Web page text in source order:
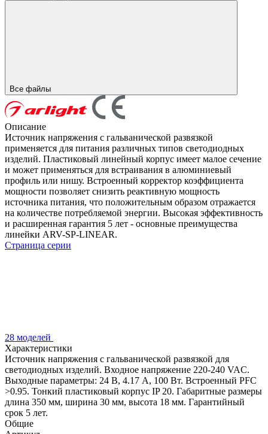
Все файлы
Описание
Источник напряжения с гальванической развязкой
применяется для питания различных типов светодиодных
изделий. Пластиковый линейный корпус имеет малое сечение
и может применяться для встраивания в алюминиевый
профиль или нишу. Встроенный корректор коэффициента
мощности позволяет снизить реактивную мощность
источника питания, что положительным образом отражается
на количестве потребляемой энергии. Высокая эффективность
и расширенная гарантия 5 лет - основные преимущества
линейки ARV-SP-LINEAR.
Страница серии
28 моделей
Характеристики
Источник напряжения с гальванической развязкой для
светодиодных изделий. Входное напряжение 220-240 VAC.
Выходные параметры: 24 В, 4.17 А, 100 Вт. Встроенный PFC
>0.95. Тонкий пластиковый корпус IP 20. Габаритные размеры
длина 350 мм, ширина 30 мм, высота 18 мм. Гарантийный
срок 5 лет.
Общие